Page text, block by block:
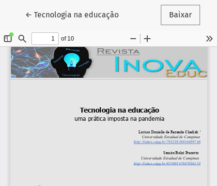
← Voltar aos Detalhes do Artigo
Tecnologia na educação Baixar